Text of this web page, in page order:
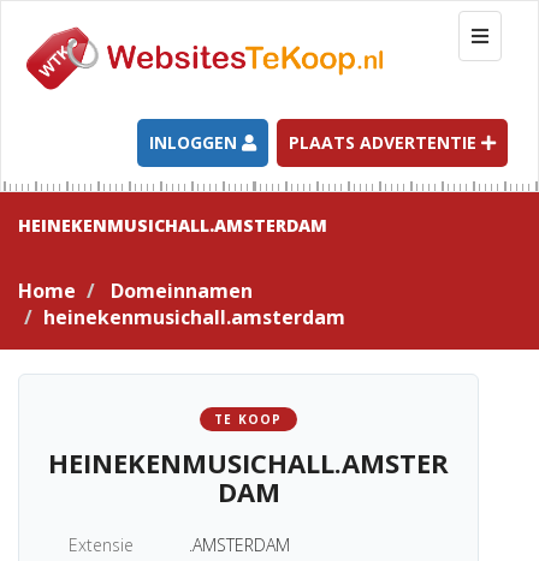
T
o
g
l
e
n
t
i
INLOGGEN PLAATS ADVERTENTIE
HEINEKENMUSICHALL.AMSTERDAM
Home
Domeinnamen
heinekenmusichall.amsterdam
TE KOOP
HEINEKENMUSICHALL.AMSTER
DAM
Extensie
.AMSTERDAM